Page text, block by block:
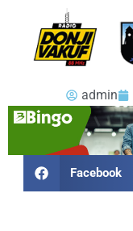
admin
Facebook